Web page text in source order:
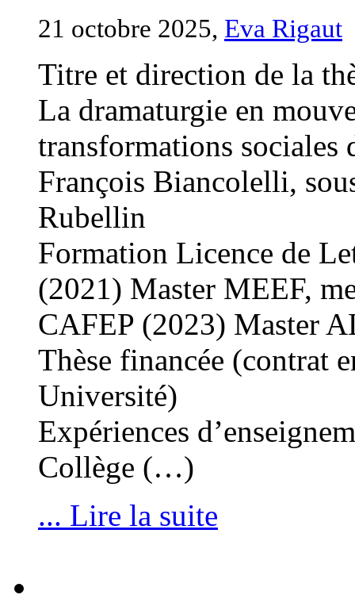
21 octobre 2025, Eva Rigaut
Titre et direction de la
La dramaturgie en
transformations sociales
François Biancolelli,
Rubellin
Formation Licence de
(2021) Master MEEF,
CAFEP (2023) Master
Thèse financée (contrat
Université)
Expériences
Collège (…)
... Lire la suite